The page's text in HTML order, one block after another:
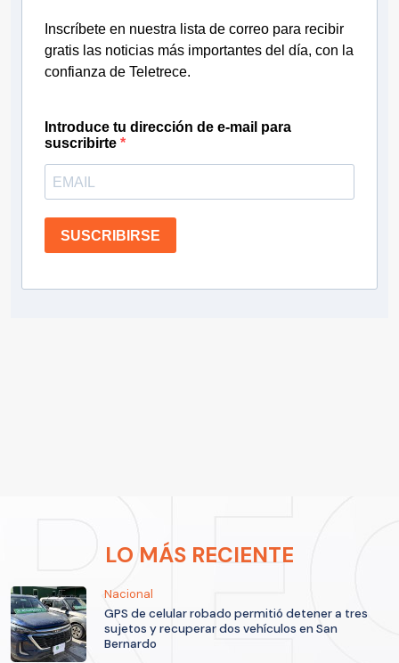
Inscríbete en nuestra lista de correo para recibir
gratis las noticias más importantes del día, con la
confianza de Teletrece.
Introduce tu dirección de e-mail para
suscribirte
SUSCRIBIRSE
LO MÁS RECIENTE
Nacional
GPS de celular robado permitió detener a tres
sujetos y recuperar dos vehículos en San
Bernardo